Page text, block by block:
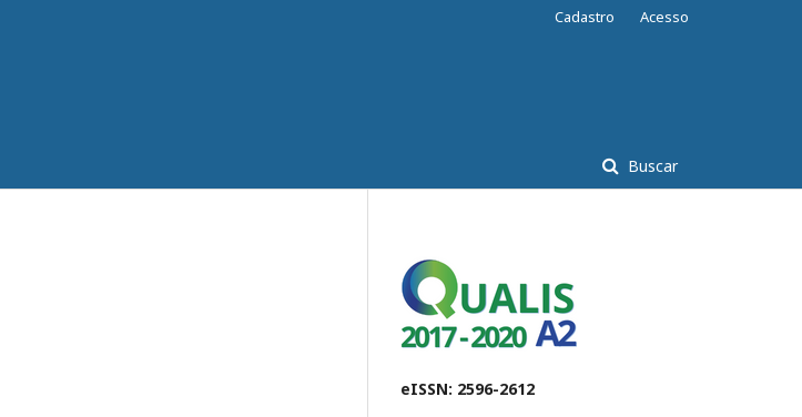
Buscar
Cadastro Acesso
eISSN: 2596-2612